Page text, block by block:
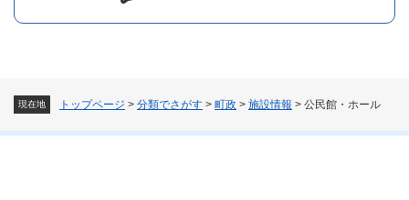
現在地 トップページ > 分類でさがす > 町政 > 施設情報 > 公民館・ホール